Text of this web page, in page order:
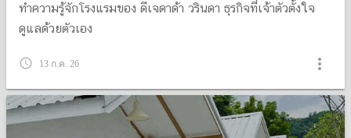
ทำความรู้จักโรงแรมของ ดีเจดาด้า วรินดา ธุรกิจที่เจ้าตัวตั้งใจ
ดูแลด้วยตัวเอง
query_builder 13 ก.ค. 26 more_vert